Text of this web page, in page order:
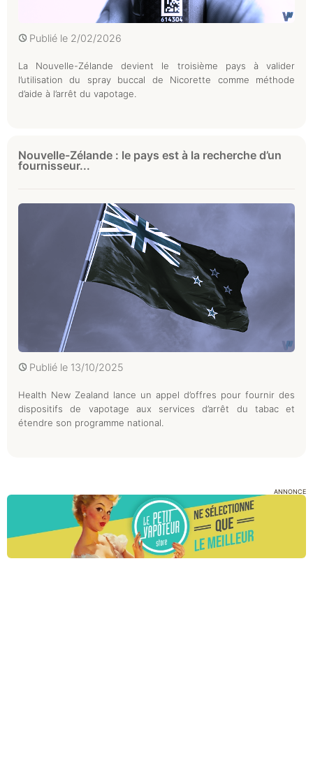
Publié le 2/02/2026
La Nouvelle-Zélande devient le troisième pays à valider
l’utilisation du spray buccal de Nicorette comme méthode
d’aide à l’arrêt du vapotage.
Nouvelle-Zélande : le pays est à la recherche d’un
fournisseur...
Publié le 13/10/2025
Health New Zealand lance un appel d’offres pour fournir des
dispositifs de vapotage aux services d’arrêt du tabac et
étendre son programme national.
ANNONCE